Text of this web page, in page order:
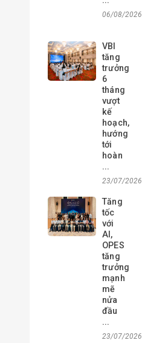
06/08/2026
VBI
tăng
trưởng
6
tháng
vượt
kế
hoạch,
hướng
tới
hoàn
...
23/07/2026
Tăng
tốc
với
AI,
OPES
tăng
trưởng
mạnh
mẽ
nửa
đầu
...
23/07/2026